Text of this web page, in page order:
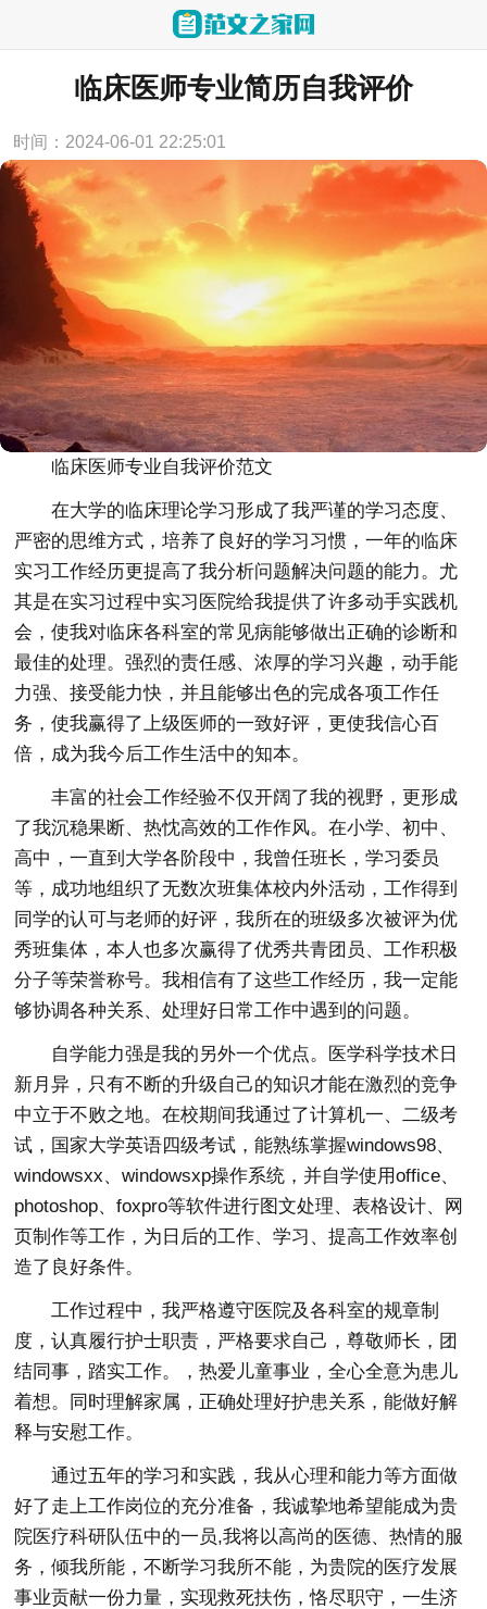
当前位置： 首页 > 论文范文
临床医师专业简历自我评价
时间：2024-06-01 22:25:01
临床医师专业自我评价范文
在大学的临床理论学习形成了我严谨的学习态度、
严密的思维方式，培养了良好的学习习惯，一年的临床
实习工作经历更提高了我分析问题解决问题的能力。尤
其是在实习过程中实习医院给我提供了许多动手实践机
会，使我对临床各科室的常见病能够做出正确的诊断和
最佳的处理。强烈的责任感、浓厚的学习兴趣，动手能
力强、接受能力快，并且能够出色的完成各项工作任
务，使我赢得了上级医师的一致好评，更使我信心百
倍，成为我今后工作生活中的知本。
丰富的社会工作经验不仅开阔了我的视野，更形成
了我沉稳果断、热忱高效的工作作风。在小学、初中、
高中，一直到大学各阶段中，我曾任班长，学习委员
等，成功地组织了无数次班集体校内外活动，工作得到
同学的认可与老师的好评，我所在的班级多次被评为优
秀班集体，本人也多次赢得了优秀共青团员、工作积极
分子等荣誉称号。我相信有了这些工作经历，我一定能
够协调各种关系、处理好日常工作中遇到的问题。
自学能力强是我的另外一个优点。医学科学技术日
新月异，只有不断的升级自己的知识才能在激烈的竞争
中立于不败之地。在校期间我通过了计算机一、二级考
试，国家大学英语四级考试，能熟练掌握windows98、
windowsxx、windowsxp操作系统，并自学使用office、
photoshop、foxpro等软件进行图文处理、表格设计、网
页制作等工作，为日后的工作、学习、提高工作效率创
造了良好条件。
工作过程中，我严格遵守医院及各科室的规章制
度，认真履行护士职责，严格要求自己，尊敬师长，团
结同事，踏实工作。，热爱儿童事业，全心全意为患儿
着想。同时理解家属，正确处理好护患关系，能做好解
释与安慰工作。
通过五年的学习和实践，我从心理和能力等方面做
好了走上工作岗位的充分准备，我诚挚地希望能成为贵
院医疗科研队伍中的一员,我将以高尚的医德、热情的服
务，倾我所能，不断学习我所不能，为贵院的医疗发展
事业贡献一份力量，实现救死扶伤，恪尽职守，一生济